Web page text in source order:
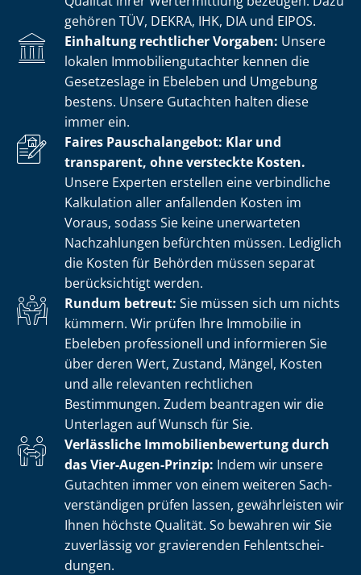
gehören TÜV, DEKRA, IHK, DIA und EIPOS.
Einhaltung rechtlicher Vorgaben: Unsere
lokalen Im­mo­bi­li­en­gut­ach­ter kennen die
Gesetzeslage in Ebeleben und Umgebung
bestens. Unsere Gutachten halten diese
immer ein.
Faires Pauschalangebot: Klar und
transparent, ohne versteckte Kosten.
Unsere Experten erstellen eine verbindliche
Kalkulation aller anfallenden Kosten im
Voraus, sodass Sie keine unerwarteten
Nachzahlungen befürchten müssen. Lediglich
die Kosten für Behörden müssen separat
berücksichtigt werden.
Rundum betreut: Sie müssen sich um nichts
kümmern. Wir prüfen Ihre Immobilie in
Ebeleben professionell und informieren Sie
über deren Wert, Zustand, Mängel, Kosten
und alle relevanten rechtlichen
Bestimmungen. Zudem beantragen wir die
Unterlagen auf Wunsch für Sie.
Verlässliche Im­mo­bi­li­en­be­wer­tung durch
das Vier-Augen-Prinzip: Indem wir unsere
Gutachten immer von einem weiteren Sach­
ver­stän­di­gen prüfen lassen, gewährleisten wir
Ihnen höchste Qualität. So bewahren wir Sie
zuverlässig vor gravierenden Fehl­ent­schei­
dun­gen.